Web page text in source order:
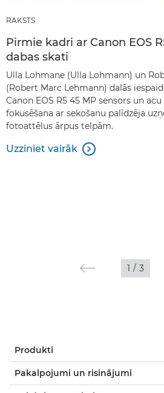
RAKSTS
Pirmie kadri ar Canon EOS
dabas skati
Ulla Lohmane (Ulla Lohmann) un
(Robert Marc Lehmann) dalās
Canon EOS R5 45 MP sensors un
fokusēšana ar sekošanu palīdzēja
fotoattēlus ārpus telpām.
Uzziniet vairāk 
1 / 3
Produkti
Pakalpojumi un risinājumi